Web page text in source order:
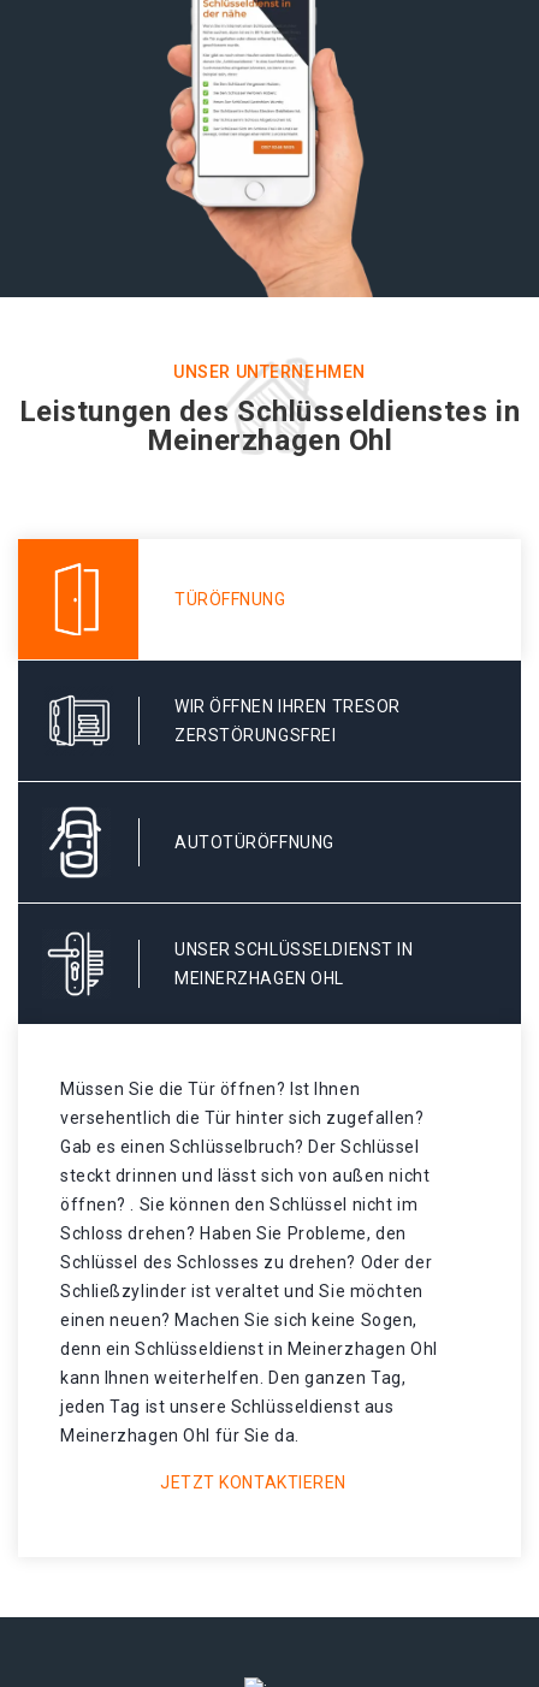
UNSER UNTERNEHMEN
Leistungen des Schlüsseldienstes in
Meinerzhagen Ohl
TÜRÖFFNUNG
WIR ÖFFNEN IHREN TRESOR
ZERSTÖRUNGSFREI
AUTOTÜRÖFFNUNG
UNSER SCHLÜSSELDIENST IN
MEINERZHAGEN OHL
Müssen Sie die Tür öffnen? Ist Ihnen
versehentlich die Tür hinter sich zugefallen?
Gab es einen Schlüsselbruch? Der Schlüssel
steckt drinnen und lässt sich von außen nicht
öffnen? . Sie können den Schlüssel nicht im
Schloss drehen? Haben Sie Probleme, den
Schlüssel des Schlosses zu drehen? Oder der
Schließzylinder ist veraltet und Sie möchten
einen neuen? Machen Sie sich keine Sogen,
denn ein Schlüsseldienst in Meinerzhagen Ohl
kann Ihnen weiterhelfen. Den ganzen Tag,
jeden Tag ist unsere Schlüsseldienst aus
Meinerzhagen Ohl für Sie da.
JETZT KONTAKTIEREN